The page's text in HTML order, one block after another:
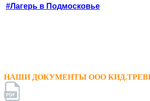
#Лагерь в Подмосковье
НАШИ ДОКУМЕНТЫ ООО